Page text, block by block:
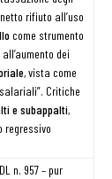
rifiuto all’uso
come strumento
dei
, vista come
Critiche
e subappalti,
regressivo
n. 957 – pur